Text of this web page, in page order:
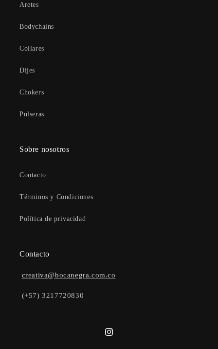
Aretes
Bodychains
Collares
Dijes
Chokers
Pulseras
Sobre nosotros
Contacto
Términos y Condiciones
Política de privacidad
Contacto
creativa@bocanegra.com.co
(+57) 3217720830
Instagram